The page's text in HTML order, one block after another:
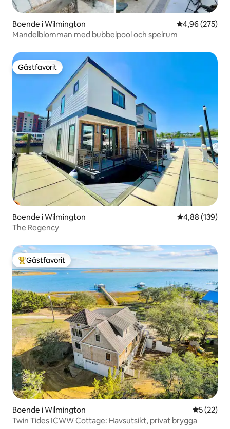
Boende i Wilmington 4,96 av 5 i
4,96 (275)
Mandelblomman med bubbelpool och spelrum
Gästfavorit
Gästfavorit
Boende i Wilmington 4,88 av 5 i
4,88 (139)
The Regency
Populär gästfavorit
Gästfavorit
Boende i Wilmington 5 av 5 i
5 (22)
Twin Tides ICWW Cottage: Havsutsikt, privat brygga